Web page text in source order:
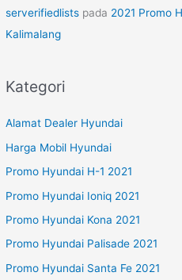
serverifiedlists pada 2021 Promo
Kalimalang
Kategori
Alamat Dealer Hyundai
Harga Mobil Hyundai
Promo Hyundai H-1 2021
Promo Hyundai Ioniq 2021
Promo Hyundai Kona 2021
Promo Hyundai Palisade 2021
Promo Hyundai Santa Fe 2021